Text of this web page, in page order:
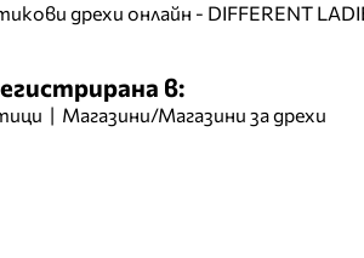
дрехи онлайн - DIFFERENT
в:
| Магазини/Магазини за дрехи